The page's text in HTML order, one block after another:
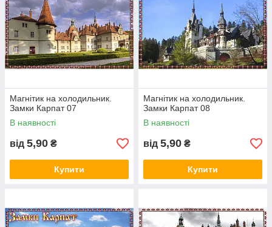
Магнітик на холодильник.
Замки Карпат 07
В наявності
від 5,90 ₴
Купити
Магнітик на холодильник.
Замки Карпат 08
В наявності
від 5,90 ₴
Купити